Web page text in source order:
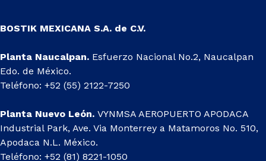
BOSTIK MEXICANA S.A. de C.V.
Planta Naucalpan. Esfuerzo Nacional No.2, Naucalpan
Edo. de México.
Teléfono: +52 (55) 2122-7250
Planta Nuevo León. VYNMSA AEROPUERTO APODACA
Industrial Park, Ave. Via Monterrey a Matamoros No. 510,
Apodaca N.L. México.
Teléfono: +52 (81) 8221-1050